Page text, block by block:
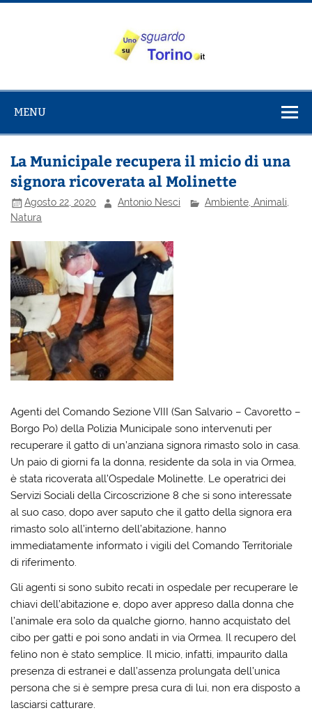
Salta
su Torino
MENU
La Municipale recupera il micio di una
signora ricoverata al Molinette
Agosto 22, 2020 Antonio Nesci
Ambiente, Animali,
Natura
Agenti del Comando Sezione VIII (San Salvario – Cavoretto –
Borgo Po) della Polizia Municipale sono intervenuti per
recuperare il gatto di un’anziana signora rimasto solo in casa.
Un paio di giorni fa la donna, residente da sola in via Ormea,
è stata ricoverata all’Ospedale Molinette. Le operatrici dei
Servizi Sociali della Circoscrizione 8 che si sono interessate
al suo caso, dopo aver saputo che il gatto della signora era
rimasto solo all’interno dell’abitazione, hanno
immediatamente informato i vigili del Comando Territoriale
di riferimento.
Gli agenti si sono subito recati in ospedale per recuperare le
chiavi dell’abitazione e, dopo aver appreso dalla donna che
l’animale era solo da qualche giorno, hanno acquistato del
cibo per gatti e poi sono andati in via Ormea. Il recupero del
felino non è stato semplice. Il micio, infatti, impaurito dalla
presenza di estranei e dall’assenza prolungata dell’unica
persona che si è sempre presa cura di lui, non era disposto a
lasciarsi catturare.